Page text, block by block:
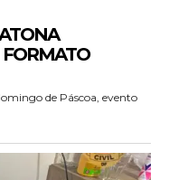
de Páscoa, evento